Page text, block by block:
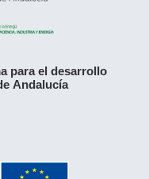
para el desarrollo
Andalucía